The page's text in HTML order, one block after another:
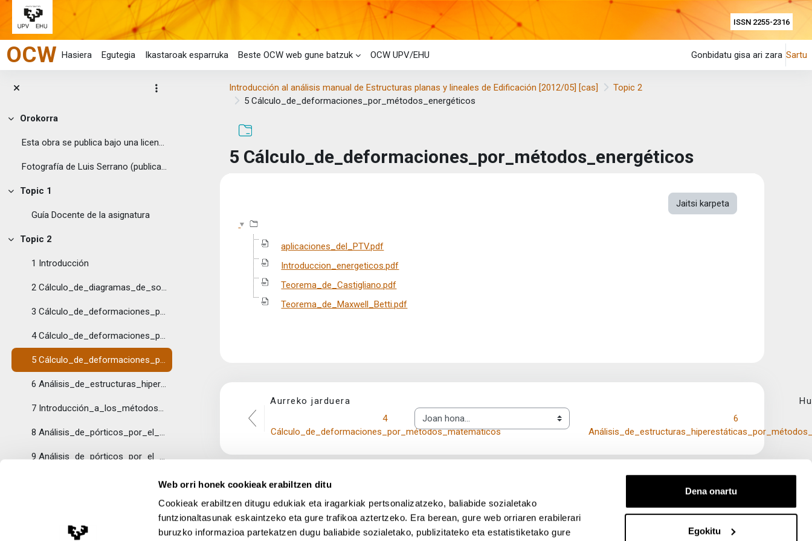
Web orri honek cookieak erabiltzen ditu
Cookieak erabiltzen ditugu edukiak eta iragarkiak pertsonalizatzeko, baliabide sozialetako
funtzionaltasunak eskaintzeko eta gure trafikoa aztertzeko. Era berean, gure web orriaren erabilerari
buruzko informazioa partekatzen dugu baliabide sozialetako, publizitateko eta estatistiketako gure
Dena onartu
Egokitu
ISSN 2255-2316
Joan eduki nagusira zuzenean
OCW Hasiera Egutegia Ikastaroak esparruka Beste OCW web gune batzuk OCW UPV/EHU Gonbidatu gisa ari zara Sartu
Tolestu
Orokorra
Esta obra se publica bajo una licencia Creative ...
Fotografía de Luis Serrano (publicada ...
Tolestu
Topic 1
Guía Docente de la asignatura
Tolestu
Topic 2
1 Introducción
2 Cálculo_de_diagramas_de_solicitaciones_de_estructuras_isostáticas
3 Cálculo_de_deformaciones_por_métodos_gráficos
4 Cálculo_de_deformaciones_por_métodos_matemáticos
5 Cálculo_de_deformaciones_por_métodos_energéticos
6 Análisis_de_estructuras_hiperestáticas_por_métodos_de_compatibilidad
7 Introducción_a_los_métodos_de_equilibrio
8 Análisis_de_pórticos_por_el_método_de_Maney
9 Análisis_de_pórticos_por_el_método_de_Cross
10 Ejemplos de análisis de estructuras hiperestáticas por compatibilidad y por equilibrio
11 Ejercicios finales propuestos
Introducción al análisis manual de Estructuras planas y lineales de Edificación [2012/05] [cas]
Topic 2
5 Cálculo_de_deformaciones_por_métodos_energéticos
5 Cálculo_de_deformaciones_por_métodos_energéticos
Jaitsi karpeta
aplicaciones_del_PTV.pdf
Introduccion_energeticos.pdf
Teorema_de_Castigliano.pdf
Teorema_de_Maxwell_Betti.pdf
Aurreko jarduera
4
Cálculo_de_deformaciones_por_métodos_matemáticos
Joan hona...
6
Lege Oharra App deskargatu UPV/EHU en Facebook (abre ventana nueva)
UPV/EHU en Twitter (abre ventana nueva)
UPV/EHU en LinkedIn (abre ventana nueva)
UPV/EHU en YouTube (abre ventana nueva)